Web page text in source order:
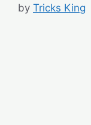
by Tricks King